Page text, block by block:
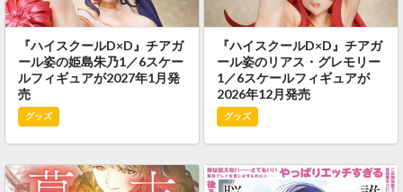
『ハイスクールD×D』チアガ
ール姿の姫島朱乃1／6スケー
ルフィギュアが2027年1月発
売
グッズ
『ハイスクールD×D』チアガ
ール姿のリアス・グレモリー
1／6スケールフィギュアが
2026年12月発売
グッズ